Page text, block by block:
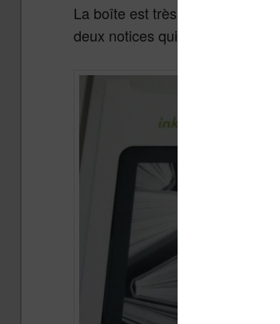
La boîte est très belle et on
deux notices qui présentent